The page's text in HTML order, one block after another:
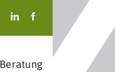
Beratung